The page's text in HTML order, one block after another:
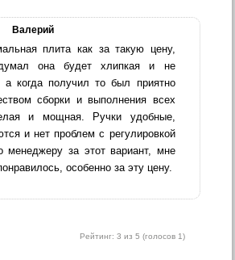
Валерий
плита как за такую цену,
она будет хлипкая и не
а когда получил то был приятно
сборки и выполнения всех
и мощная. Ручки удобные,
и нет проблем с регулировкой
менеджеру за этот вариант, мне
особенно за эту цену.
Рейтинг: 3 из 5 (голосов 1)